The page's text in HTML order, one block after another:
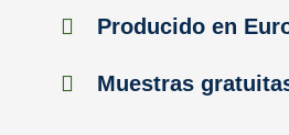
Producido en
Muestras